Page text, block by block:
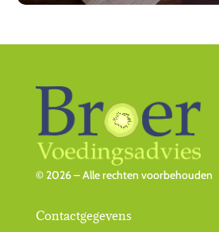
© 2026 – Alle rechten voorbehouden
Contactgegevens